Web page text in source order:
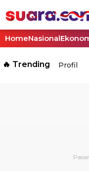
HomeNasional
🔥 Trending Profil